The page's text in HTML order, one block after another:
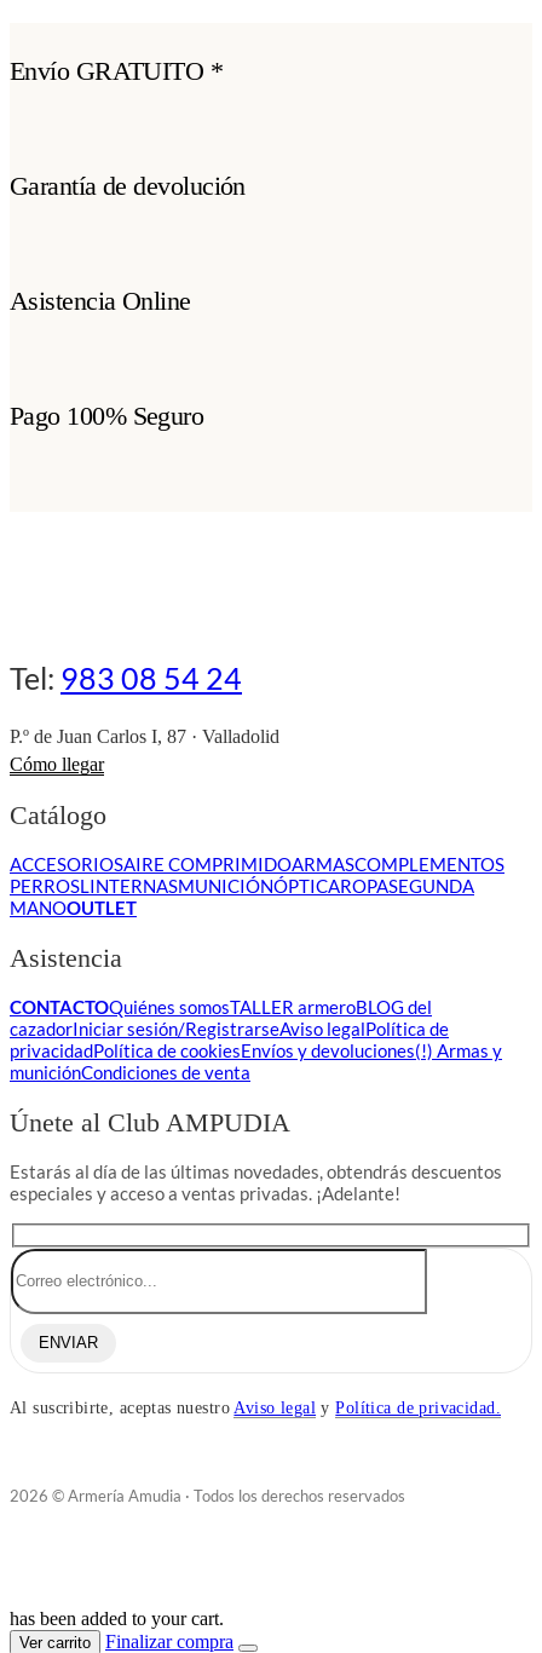
Envío GRATUITO *
Garantía de devolución
Asistencia Online
Pago 100% Seguro
Tel: 983 08 54 24
P.º de Juan Carlos I, 87 · Valladolid
Cómo llegar
Catálogo
ACCESORIOSAIRE COMPRIMIDOARMASCOMPLEMENTOS
PERROSLINTERNASMUNICIÓNÓPTICAROPASEGUNDA
MANOOUTLET
Asistencia
CONTACTOQuiénes somosTALLER armeroBLOG del
cazadorIniciar sesión/RegistrarseAviso legalPolítica de
privacidadPolítica de cookiesEnvíos y devoluciones(!) Armas y
municiónCondiciones de venta
Únete al Club AMPUDIA
Estarás al día de las últimas novedades, obtendrás descuentos
especiales y acceso a ventas privadas. ¡Adelante!
ENVIAR
Al suscribirte, aceptas nuestro Aviso legal yPolítica de privacidad.
2026 © Armería Amudia · Todos los derechos reservados
has been added to your cart.
Ver carrito Finalizar compra